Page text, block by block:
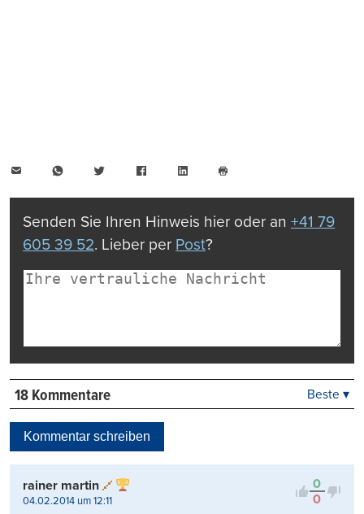
WhatsAppTwitter FacebookLinkedIn
drucken
Senden Sie Ihren Hinweis hier oder an +41 79
605 39 52. Lieber per Post?
18 Kommentare
Kontrovers
Beste ▾
Kommentar schreiben
0
0
rainer martin
04.02.2014 um 12:11